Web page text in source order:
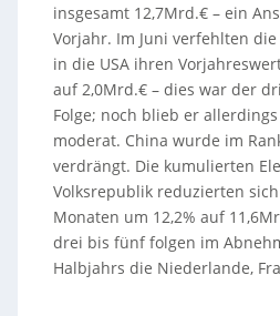
insgesamt 12,7Mrd.€ – ein
Vorjahr. Im Juni verfehlten
in die USA ihren
auf 2,0Mrd.€ – dies war der
Folge; noch blieb er
moderat. China wurde im
verdrängt. Die kumulierten
Volksrepublik reduzierten
Monaten um 12,2% auf
drei bis fünf folgen im
Halbjahrs die Niederlande,